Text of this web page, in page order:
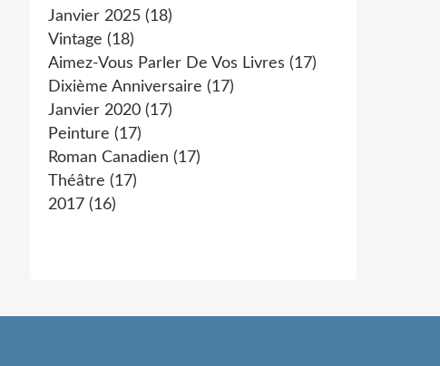
Janvier 2025 (18)
Vintage (18)
Aimez-Vous Parler De Vos Livres (17)
Dixième Anniversaire (17)
Janvier 2020 (17)
Peinture (17)
Roman Canadien (17)
Théâtre (17)
2017 (16)